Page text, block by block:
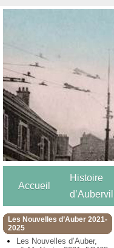
Accueil
Histoire
Les Nouvelles d’Auber 2021-
2025
Les Nouvelles d’Auber,